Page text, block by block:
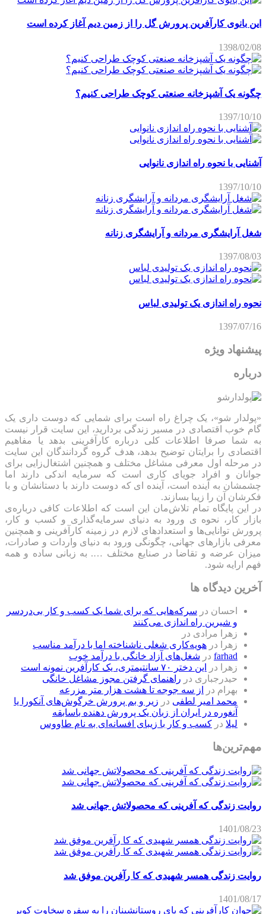
این بانوی کارآفرین پرورش گل را از زمین دیم آغاز کرده است
1398/02/08
چگونه یک آشپزخانه صنعتی کوچک طراحی کنیم؟
1397/10/10
آشنایی با نحوه راه اندازی نانوایی
1397/10/10
شغل آرایشگری مردانه و آرایشگری زنانه
1397/08/03
نحوه راه اندازی یک تولیدی لباس
1397/07/16
پیشنهاد ویژه
درباره
«پولدار شو»، یک چراغ راه است برای شمایی که دوست داری یک
گام خوب اقتصادی در مسیر زندگی بردارید، این سایت قرار نیست
به شما صرفا اطلاعات کلی درباره کارآفرینی بدهد یا مفاهیم
اقتصادی را برایتان توضیح بدهد، هدف گروه گردانندگان این سایت
در مرحله اول معرفی مشاغل مختلف و همچنین اشتغال‌زایی برای
جوانان و افراد جویای کاری است که سرمایه اندکی دارند اما
چشمشان به آینده است، آینده ای که دوست دارند با دستانشان و با
فکرشان آن را زیبا بسازند.
در این پایگاه تمام تلاش‌مان این است که ‌اطلاعات کافی درباره‌ی
بازار کار، نحوه ی ورود به دنیای سرمایه‌گذاری و کسب و کار،
پرورش توانایی‌ها و استعدادهای لازم در زمینه کارآفرینی و همچنین
معرفی بازارهای جهانی، چگونگی ورود به دنیای واردات و صادرات،
میزان عرضه و تقاضا در صنایع مختلف …. به زبانی ساده و همه
فهم ارایه شود.
آخرین دیدگاه ها
احسان در سرکه‌هایی که برای شما یک کسب و کار بی‌دردسر
و شیرین راه اندازی می‌کنند
زهرا مرادی در
زهرا
در هویه‌کاری شغلی ناشناخته اما با درآمد مناسب
farhad در شغل‌های آزاد خانگی با درآمد خوب
زهرا
در
این دختر ۷۰ سانتیمتری، یک کارآفرین نمونه است
حیدرجباری در راهنمای گرفتن مجوز مشاغل خانگی
بهرام در
از سه جوجه تا هشت هزار متر مزرعه
محمد امیر لطفی در زیر و بم پرورش خرگوش‌های آنکورا یا
آنغوره در ایران از زبان یک پرورش دهنده باسابقه
لیلا در کسب و کار با زیبای افسانه‌ای به نام طاووس
مهم‌ترین‌ها
روایت زندگی که آفرینی که محصولاتش جهانی شد
1401/08/23
روایت زندگی همسر شهیدی که کا رآفرین موفق شد
1401/08/17